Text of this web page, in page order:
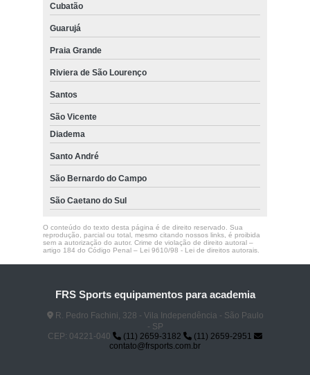
Cubatão
Guarujá
Praia Grande
Riviera de São Lourenço
Santos
São Vicente
Diadema
Santo André
São Bernardo do Campo
São Caetano do Sul
O conteúdo do texto desta página é de direito reservado. Sua
reprodução, parcial ou total, mesmo citando nossos links, é proibida
sem a autorização do autor. Crime de violação de direito autoral –
artigo 184 do Código Penal – Lei 9610/98 - Lei de direitos autorais.
FRS Sports equipamentos para academia
R. Pedro Fachini, 328 - Vila Independência - São Paulo
- SP
CEP: 04221-040
(11) 2659-3182
(11) 2659-2951
contato@frsports.com.br